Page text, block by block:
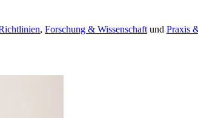
, Forschung & Wissenschaftund Praxis